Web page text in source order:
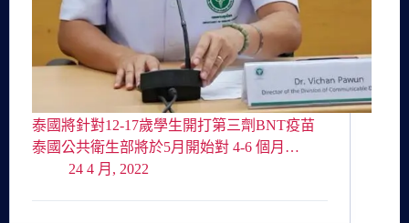
泰國將針對12-17歲學生開打第三劑BNT疫苗
泰國公共衛生部將於5月開始對 4-6 個月…
24 4 月, 2022